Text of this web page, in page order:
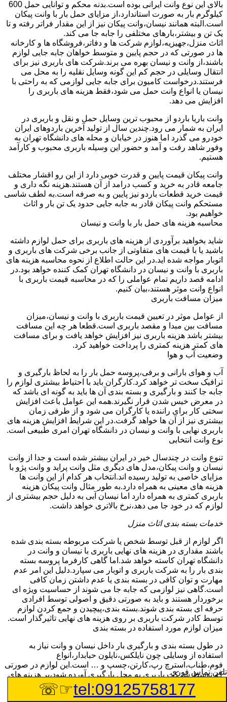
بالای این نوع وانت ایرانی بوده است.بدنه محکم و توانایی حمل 600
کیلوگرم بار به صورت استاندارد،از مزایای حمل بار با وانت پیکان
است.البته همانند نیسان،وانت پیکان نیز از این مقدار فراتر رفته و تا
یک تن و بیشتر،بارهای مختلفی را جابه جا می کند.
اثاث منزل،جهیزیه،لوازم شرکت ها و دفاتر،فروشگاه ها و کارخانه
ها در صورتی که در حجم پایین و متوسط خواهان جابه جایی لوازم
باشند،از وانت و نیسان بهره می برند.شرکت های باربری نیز برای
انتقال وسایلی در حجم کم این گونه وسایل نقلیه را به محل می
فرستند.درخواست کامیون برای جابه جایی لوازمی که به راحتی با
نیسان یا انواع وانت حمل می شود،فقط هزینه های باربری را
افزایش می دهد.
وانت باریا باردو از محبوب ترین وسایل حمل و نقل و باربری در
ایران به شمار می رود.چندین سال از تولید آخرین باردوهای ایران
خودرو می گذرد اما هنوز در خیابان و محله های دانشگاه تهران به
وفور شاهد رفت و آمد و حضور این وسیله باربری محبوب و کارآمد
هستیم.
وانت پیکان قیمت پایین و قدرت خوبی دارد از این رو اقشار مختلف
جامعه قادر به خرید و کسب درامد از آن هستند.هزینه نگه داری و
قیمت خرید قطعات باردو نیز پایین و به صرفه است.به لطف شاسی
مستحکم وانت پیکان قادر به جابه جایی حدود یک تن بار و اثاث
خواهیم بود.
محاسبه هزینه های حمل بار با وانت و نیسان
شاید بخواهید برآوردی از هزینه های باربری برای حمل لوازم داشته
باشید یا با قیمت های متفاوتی از جانب برخی شرکت های باربری و
اتوبار مواجه شده اید.در این حالت اطلاع از نحوه محاسبه هزینه های
باربری با وانت و نیسان در دانشگاه تهران کمک کننده خواهد بود.در
ادامه قصد داریم تمام عواملی را که در محاسبه قیمت باربری با
انواع وانت موثر هستند،بیان کنیم.
میزان مسافت باربری
از عوامل موثر در تعیین قیمت باربری با وانت و نیسان،میزان
مسافت بین مبدا و مقصد باربری است.قطعا هر چه این مسافت
بیشتر باشد هزینه باربری نیز افزایش خواهد یافت و برای مسافت
های کمتر هزینه کمتری را پرداخت خواهید کرد.
وضعیت آب و هوا
آب و هوای بارانی و برفی،پروسه حمل بار را به لحاظ بارگیری و
ترافیک سخت تر خواهد کرد.کارگران باید با احتیاط بیشتری لوازم را
جابه جا کنند و بارگیری و بسته بندی آن ها باید به گونه ای باشد که
در معرض خیس شدن قرار نگیرند.همه این عوامل باعث افزایش
سختی کار برای راننده یا کارگران می شود و از طرفی زمان
بیشتری نیز از آن ها خواهد گرفت.در این شرایط افزایش هزینه های
باربری نهایی با وانت و نیسان در دانشگاه تهران امری طبیعی است.
نوع وانت انتخابی
تنوع وانت در چندسال خیر در ایران بیشتر شده است و جدا از وانت
نیسان و وانت پیکان،مدل های دیگری مثل وانت پراید و وانت پژو با
مزایای خاصی به تولید رسیده اند.انتخاب هر کدام از این وانت ها
هزینه های معینی به همراه دارد.به طور مثال وانت پیکان هزینه
باربری کمتری به همراه دارد اما نیسان آبی به دلیل حجم بیشتری از
لوازم که در خود جا می دهد،نرخ بالاتری خواهد داشت.
خدمات بسته بندی اثاث منزل
اگر لوازم از قبل توسط شخص یا شرکت مربوطه بسته بندی شده
باشند مقداری در هزینه های نهایی باربری با نیسان و وانت در
دانشگاه تهران کاسته خواهد شد.اما گاهی کارفرما پروسه بسته
بندی بار را به شرکت باربری و اتوبار می سپارد.دلیل این امر عدم
مهارت و توان کافی در بسته بندی یا عدم داشتن زمان کافی
است.گاهی نیز لوازمی که جابه جا می شوند از حساسیت ویژه ای
برخوردار هستند و باید به صورتی دقیق و اصولی توسط افرادی
حرفه ای بسته بندی شوند.بسته بندی،پیچیدن و جمع کردن لوازم
توسط کادر شرکت باربری بر روی هزینه های نهایی تاثیرگذار است.
میزان لوازم مورد استفاده در بسته بندی
در طول بسته بندی و بارگیری بار داخل نیسان و وانت نیاز به
استفاده از وسایلی چون نایلکس،نایلون حبابدار،انواع
فوم،طناب،استرچ رپ،کارتن،چسپ و … است.این لوازم در صورتی
که توسط شرکت باربری به محل بارگیری آورده شود،بر هزینه های
نهایی می افزاید.
چیدمان بار و اثاث
تلفن تماس فوری
tel:09125758177
☞☏